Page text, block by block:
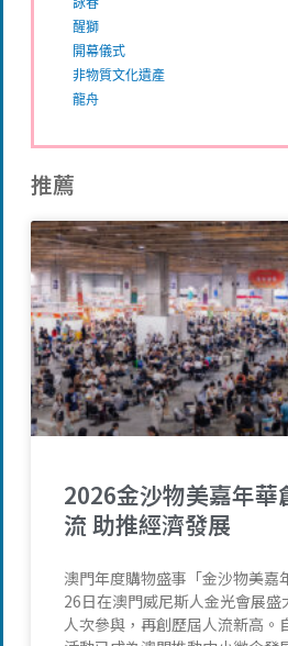
醒獅
開幕儀式
非物質文化遺產
龍舟
推薦
2026金沙物美嘉年華
流 助推經濟發展
澳門年度購物盛事「金沙物美嘉
26日在澳門威尼斯人金光會展
人次參與，再創歷屆人流新高。